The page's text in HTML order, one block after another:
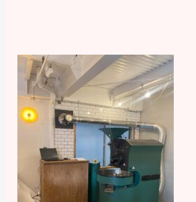
「GIESEN
焙
煎
機
動